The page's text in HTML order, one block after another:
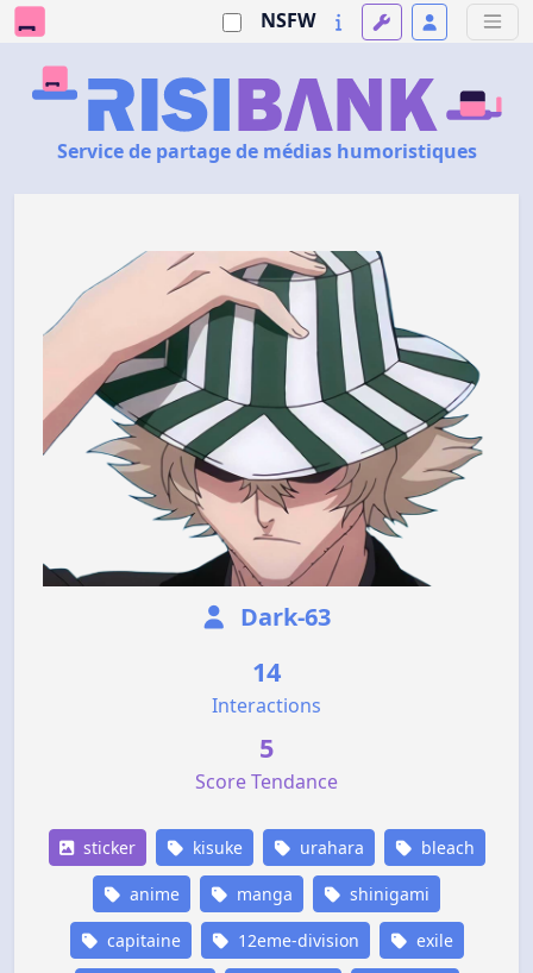
NSFW
Service de partage de médias humoristiques
Dark-63
14
Interactions
5
Score Tendance
sticker kisuke urahara bleach
anime manga shinigami
capitaine 12eme-division exile